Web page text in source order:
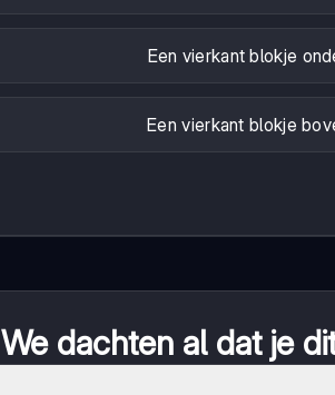
Een vierkant blokje
Een vierkant blokje
We dachten al dat je